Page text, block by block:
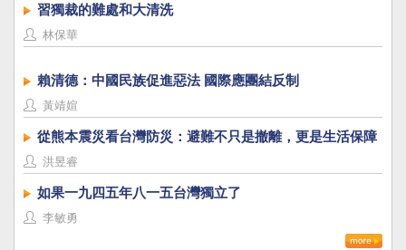
習獨裁的難處和大清洗
林保華
賴清德：中國民族促進惡法 國際應團結反制
黃靖媗
從熊本震災看台灣防災：避難不只是撤離，更是生活保障
洪昱睿
如果一九四五年八一五台灣獨立了
李敏勇